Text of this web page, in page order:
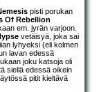
pisti porukan
Of Rebellion
em. jyrän varjoon.
vetäisyä, joka sai
lyhyeksi (eli kolmen
lavan edessä
joku katsoja oli
siellä edessä oikein
pitit kieltävä